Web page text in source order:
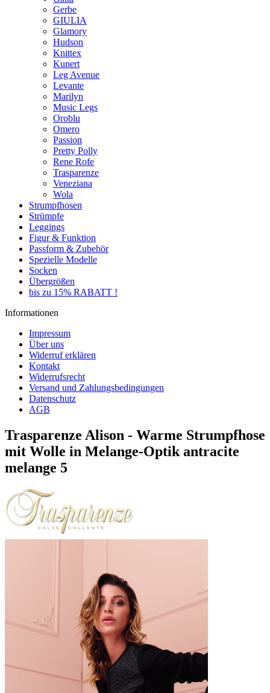
Gerbe
GIULIA
Glamory
Hudson
Knittex
Kunert
Leg Avenue
Levante
Marilyn
Music Legs
Oroblu
Omero
Passion
Pretty Polly
Rene Rofe
Trasparenze
Veneziana
Wola
Strumpfhosen
Strümpfe
Leggings
Figur & Funktion
Passform & Zubehör
Spezielle Modelle
Socken
Übergrößen
bis zu 15% RABATT !
Informationen
Impressum
Über uns
Widerruf erklären
Kontakt
Widerrufsrecht
Versand und Zahlungsbedingungen
Datenschutz
AGB
Trasparenze Alison - Warme Strumpfhose
mit Wolle in Melange-Optik antracite
melange 5